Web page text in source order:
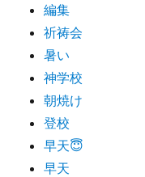
編集
祈祷会
暑い
神学校
朝焼け
登校
早天😇
早天